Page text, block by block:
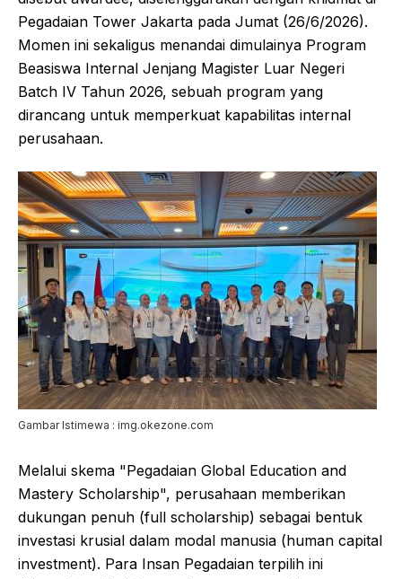
Pegadaian Tower Jakarta pada Jumat (26/6/2026).
Momen ini sekaligus menandai dimulainya Program
Beasiswa Internal Jenjang Magister Luar Negeri
Batch IV Tahun 2026, sebuah program yang
dirancang untuk memperkuat kapabilitas internal
perusahaan.
Gambar Istimewa : img.okezone.com
Melalui skema "Pegadaian Global Education and
Mastery Scholarship", perusahaan memberikan
dukungan penuh (full scholarship) sebagai bentuk
investasi krusial dalam modal manusia (human capital
investment). Para Insan Pegadaian terpilih ini